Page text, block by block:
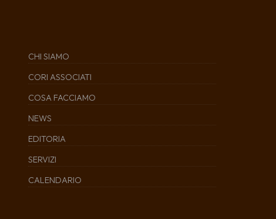
CHI SIAMO
CORI ASSOCIATI
COSA FACCIAMO
NEWS
EDITORIA
SERVIZI
CALENDARIO